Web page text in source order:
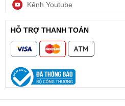
Kênh Youtube
HỖ TRỢ THANH TOÁN